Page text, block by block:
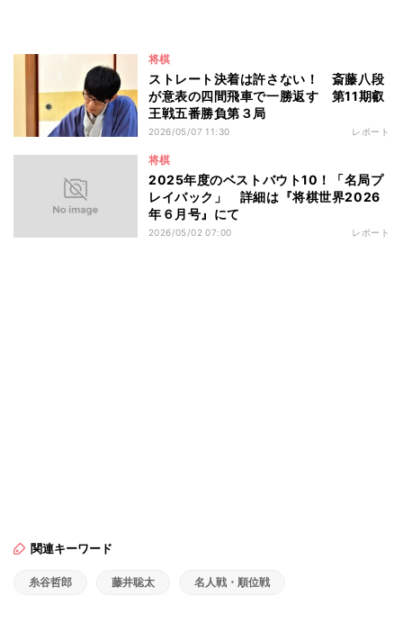
将棋
ストレート決着は許さない！ 斎藤八段
が意表の四間飛車で一勝返す 第11期叡
王戦五番勝負第３局
2026/05/07 11:30 レポート
将棋
2025年度のベストバウト10！「名局プ
レイバック」 詳細は『将棋世界2026
年６月号』にて
2026/05/02 07:00 レポート
関連キーワード
糸谷哲郎 藤井聡太 名人戦・順位戦